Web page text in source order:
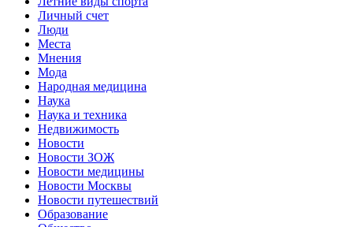
Личный счет
Люди
Места
Мнения
Мода
Народная медицина
Наука
Наука и техника
Недвижимость
Новости
Новости ЗОЖ
Новости медицины
Новости Москвы
Новости путешествий
Образование